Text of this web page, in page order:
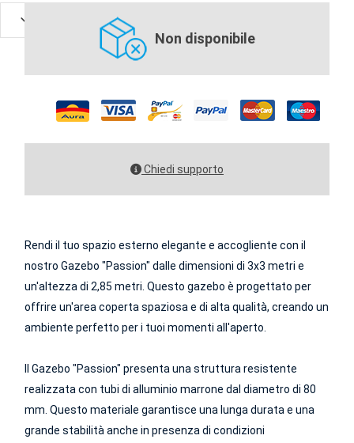
Non disponibile
Chiedi supporto
Rendi il tuo spazio esterno elegante e accogliente con il
nostro Gazebo "Passion" dalle dimensioni di 3x3 metri e
un'altezza di 2,85 metri. Questo gazebo è progettato per
offrire un'area coperta spaziosa e di alta qualità, creando un
ambiente perfetto per i tuoi momenti all'aperto.
Il Gazebo "Passion" presenta una struttura resistente
realizzata con tubi di alluminio marrone dal diametro di 80
mm. Questo materiale garantisce una lunga durata e una
grande stabilità anche in presenza di condizioni